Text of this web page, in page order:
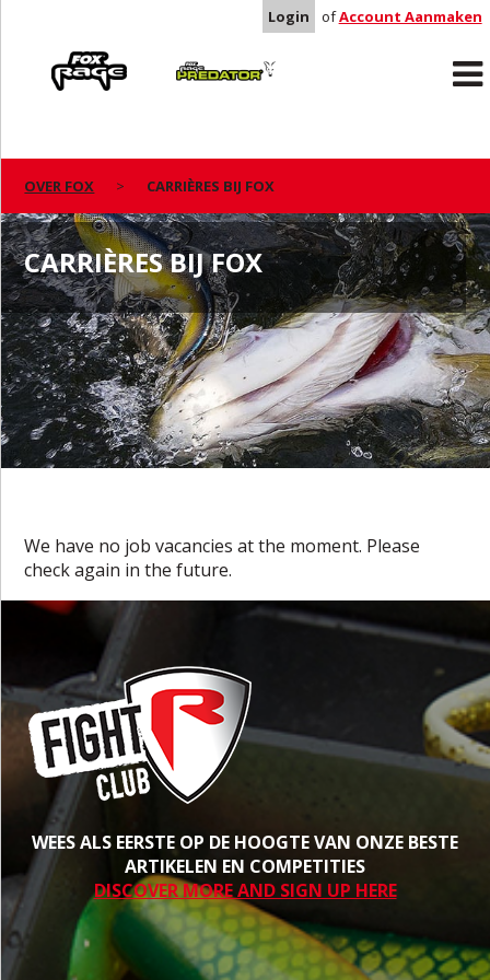
Login ofAccount Aanmaken
Predator
OVER FOX CARRIÈRES BIJ FOX
CARRIÈRES BIJ FOX
We have no job vacancies at the moment. Please
check again in the future.
WEES ALS EERSTE OP DE HOOGTE VAN ONZE BESTE
ARTIKELEN EN COMPETITIES
DISCOVER MORE AND SIGN UP HERE